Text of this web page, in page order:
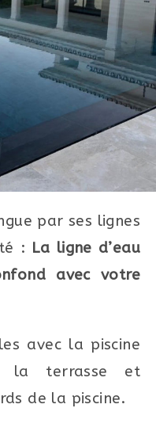
par ses lignes
: La ligne d’eau
avec votre
avec la piscine
la terrasse et
de la piscine.